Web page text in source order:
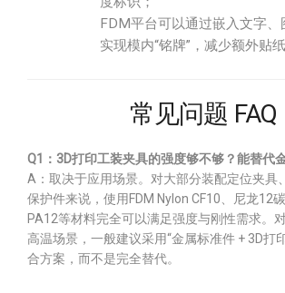
FDM平台可以通过嵌入文字
实现模内“铭牌”，减少额外贴
常见问题 FAQ
Q1：3D打印工装夹具的强度够不够？能替代
A：取决于应用场景。对大部分装配定位夹具
保护件来说，使用FDM Nylon CF10、尼龙12
PA12等材料完全可以满足强度与刚性需求。
高温场景，一般建议采用“金属标准件 + 3D打
合方案，而不是完全替代。